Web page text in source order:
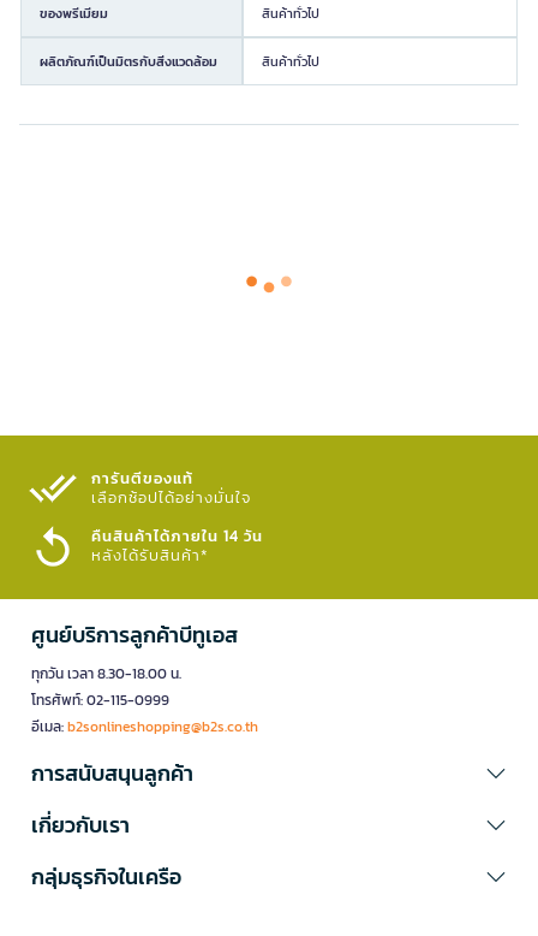
ของพรีเมียม สินค้าทั่วไป
ผลิตภัณฑ์เป็นมิตรกับสิ่งแวดล้อม สินค้าทั่วไป
การันตีของแท้
เลือกช้อปได้อย่างมั่นใจ​
คืนสินค้าได้ภายใน 14 วัน
หลังได้รับสินค้า*
ศูนย์บริการลูกค้าบีทูเอส
ทุกวัน เวลา 8.30-18.00 น.
โทรศัพท์: 02-115-0999
อีเมล:b2sonlineshopping@b2s.co.th
การสนับสนุนลูกค้า
เกี่ยวกับเรา
กลุ่มธุรกิจในเครือ